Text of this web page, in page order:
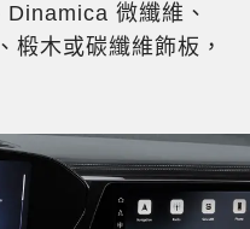
微纖維、
椴木或碳纖維飾板，